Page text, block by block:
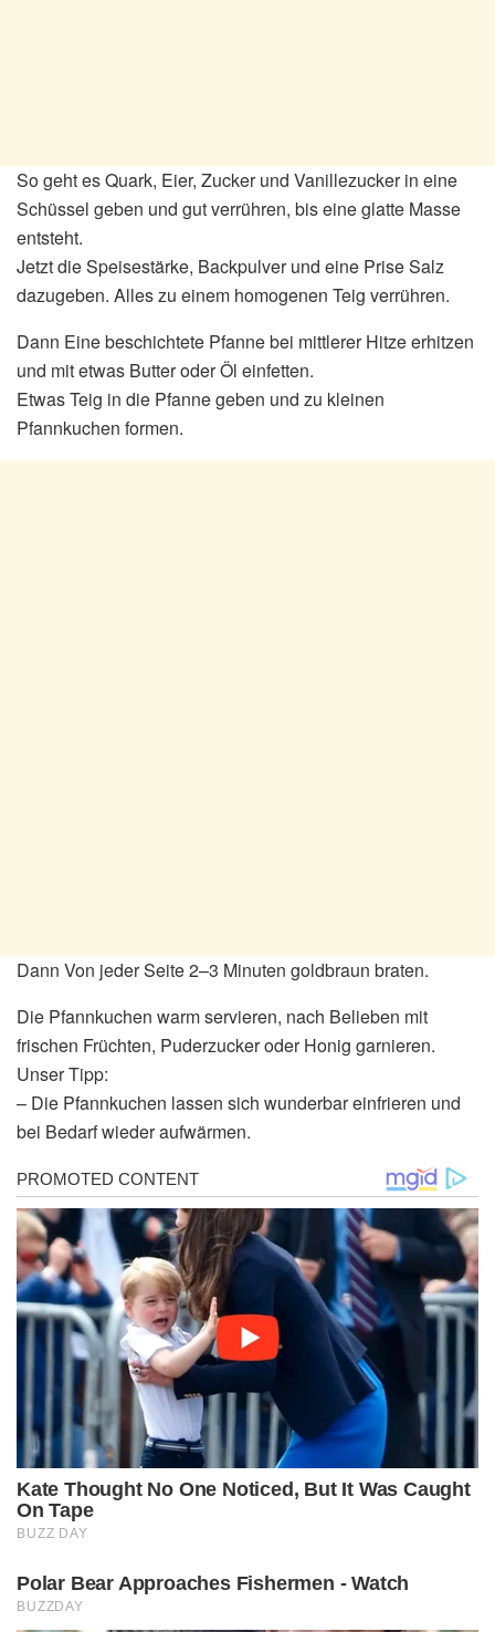
So geht es Quark, Eier, Zucker und Vanillezucker in eine
Schüssel geben und gut verrühren, bis eine glatte Masse
entsteht.
Jetzt die Speisestärke, Backpulver und eine Prise Salz
dazugeben. Alles zu einem homogenen Teig verrühren.
Dann Eine beschichtete Pfanne bei mittlerer Hitze erhitzen
und mit etwas Butter oder Öl einfetten.
Etwas Teig in die Pfanne geben und zu kleinen
Pfannkuchen formen.
Dann Von jeder Seite 2–3 Minuten goldbraun braten.
Die Pfannkuchen warm servieren, nach Belieben mit
frischen Früchten, Puderzucker oder Honig garnieren.
Unser Tipp:
– Die Pfannkuchen lassen sich wunderbar einfrieren und
bei Bedarf wieder aufwärmen.